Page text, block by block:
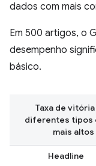
dados com mais
Em 500 artigos, o
desempenho
básico.
Headline
Taxa de
diferentes tipos
mais